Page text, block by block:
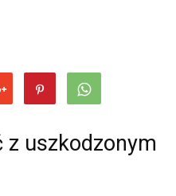
z uszkodzonym